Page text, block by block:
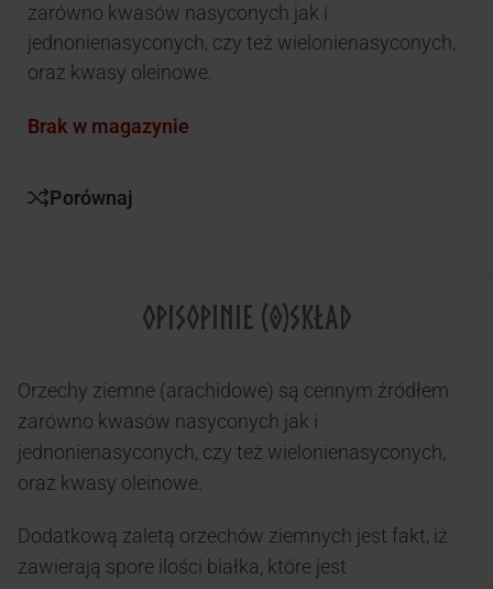
zarówno kwasów nasyconych jak i
jednonienasyconych, czy też wielonienasyconych,
oraz kwasy oleinowe.
Brak w magazynie
Porównaj
OPISOPINIE (0)SKŁAD
Orzechy ziemne (arachidowe) są cennym źródłem
zarówno kwasów nasyconych jak i
jednonienasyconych, czy też wielonienasyconych,
oraz kwasy oleinowe.
Dodatkową zaletą orzechów ziemnych jest fakt, iż
zawierają spore ilości białka, które jest